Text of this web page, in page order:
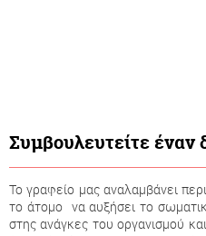
Συμβουλευτείτε έναν
Το γραφείο μας αναλαμβάνει
το άτομο να αυξήσει το
στης ανάγκες του οργανισμού